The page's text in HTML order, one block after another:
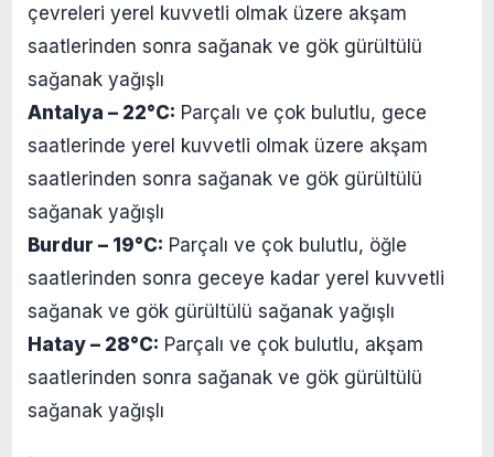
çevreleri yerel kuvvetli olmak üzere akşam
saatlerinden sonra sağanak ve gök gürültülü
sağanak yağışlı
Antalya – 22°C: Parçalı ve çok bulutlu, gece
saatlerinde yerel kuvvetli olmak üzere akşam
saatlerinden sonra sağanak ve gök gürültülü
sağanak yağışlı
Burdur – 19°C: Parçalı ve çok bulutlu, öğle
saatlerinden sonra geceye kadar yerel kuvvetli
sağanak ve gök gürültülü sağanak yağışlı
Hatay – 28°C: Parçalı ve çok bulutlu, akşam
saatlerinden sonra sağanak ve gök gürültülü
sağanak yağışlı